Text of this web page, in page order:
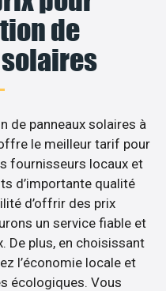
de
de panneaux solaires à
le meilleur tarif pour
fournisseurs locaux et
d’importante qualité
d’offrir des prix
un service fiable et
De plus, en choisissant
l’économie locale et
écologiques. Vous